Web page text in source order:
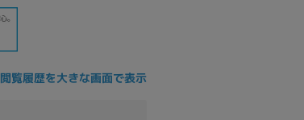
閲覧履歴を大きな画面で表示